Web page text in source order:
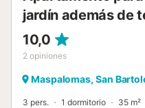
jardín además de
10,0
2 opiniones
Maspalomas, San
3 pers. 1 dormitorio 35 m²